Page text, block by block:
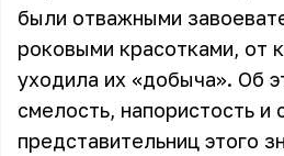
были отважными
роковыми красотками, от
уходила их «добыча». Об
смелость, напористость и
представительниц этого